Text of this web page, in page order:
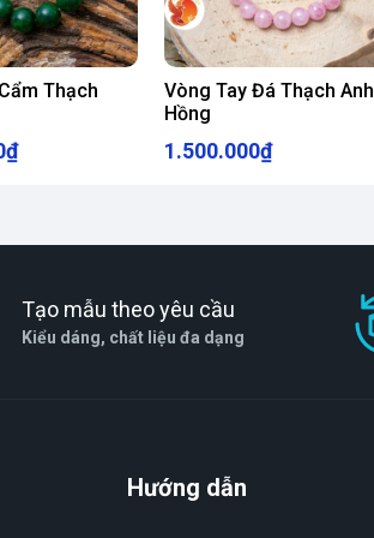
của sự
nẻo
Thạch
Vòng Tay Đá Thạch Anh
Hồng
1.500.000₫
Tạo mẫu theo yêu cầu
Kiểu dáng, chất liệu đa dạng
Hướng dẫn